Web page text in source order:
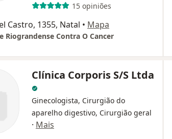
15 opiniões
Castro, 1355, Natal • Mapa
Riograndense Contra O Cancer
Clínica Corporis S/S Ltda
Ginecologista, Cirurgião do
aparelho digestivo, Cirurgião geral
· Mais